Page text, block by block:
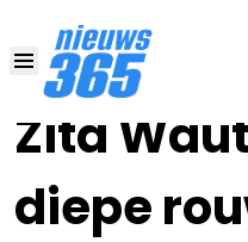
Zita
diepe
08 NOV 2024, 11:15